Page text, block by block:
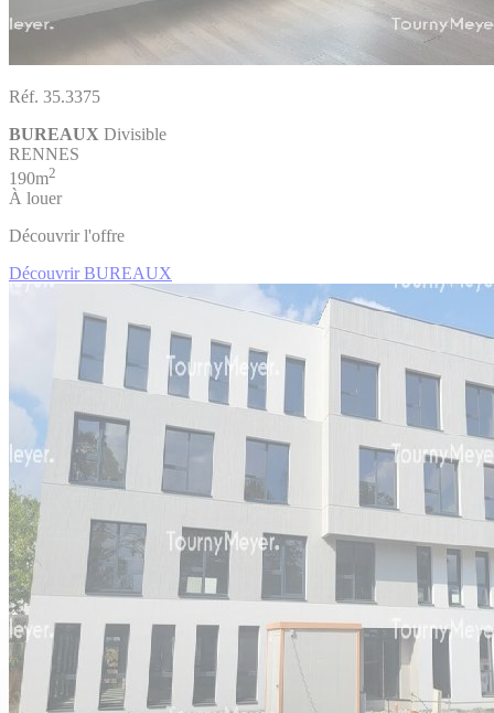
Réf. 35.3375
BUREAUX Divisible
RENNES
190m2
À louer
Découvrir l'offre
Découvrir BUREAUX